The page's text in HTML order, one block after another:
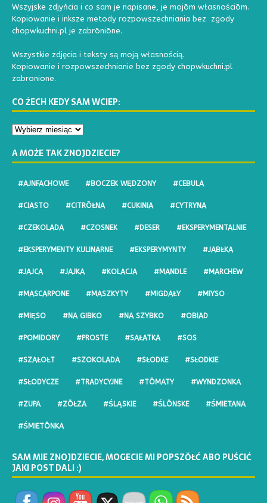
Wszyjske zdjyńcia i co sam je napisane, je mojōm własnościōm.
Kopiowanie i inksze metody rozpowszechniania bez zgody
chopwkuchni.pl je zabrōniōne.
Wszystkie zdjęcia i teksty są moją własnością.
Kopiowanie i rozpowszechnianie bez zgody chopwkuchni.pl
zabronione.
CO ŻECH KEDY SAM WCIEP:
A MOŻE TAK ZNOJDZIECIE?
#AJNFACHOWE #BOCZEK WĘDZONY #CEBULA
#CIASTO #CITRŌŁNA #CUKINIA #CYTRYNA
#CZEKOLADA #CZOSNEK #DESER #EKSPERYMENTALNIE
#EKSPERYMENTY KULINARNE #EKSPERYMYNTY #JABŁKA
#JAJCA #JAJKA #KOLACJA #MANDLE #MARCHEW
#MASCARPONE #MASZKYTY #MIGDAŁY #MIYSO
#MIĘSO #NA GIBKO #NA SZYBKO #OBIAD
#POMIDORY #PROSTE #SAŁATKA #SOS
#SZAŁOŁT #SZOKOLADA #SŁODKE #SŁODKIE
#SŁODYCZE #TRADYCYJNE #TŌMATY #WYNDZONKA
#ZUPA #ZŌŁZA #ŚLĄSKIE #ŚLŌNSKE #ŚMIETANA
#ŚMIETŌNKA
SAM MIE ZNOJDZIECIE, MOGECIE MI POPSZŎŁĆ ABO PUŚCIĆ
JAKI POST DALI :)